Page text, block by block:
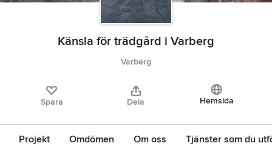
Känsla för trädgård i Varberg
Varberg
Spara Dela Hemsida
Projekt Omdömen Om oss Tjänster som du